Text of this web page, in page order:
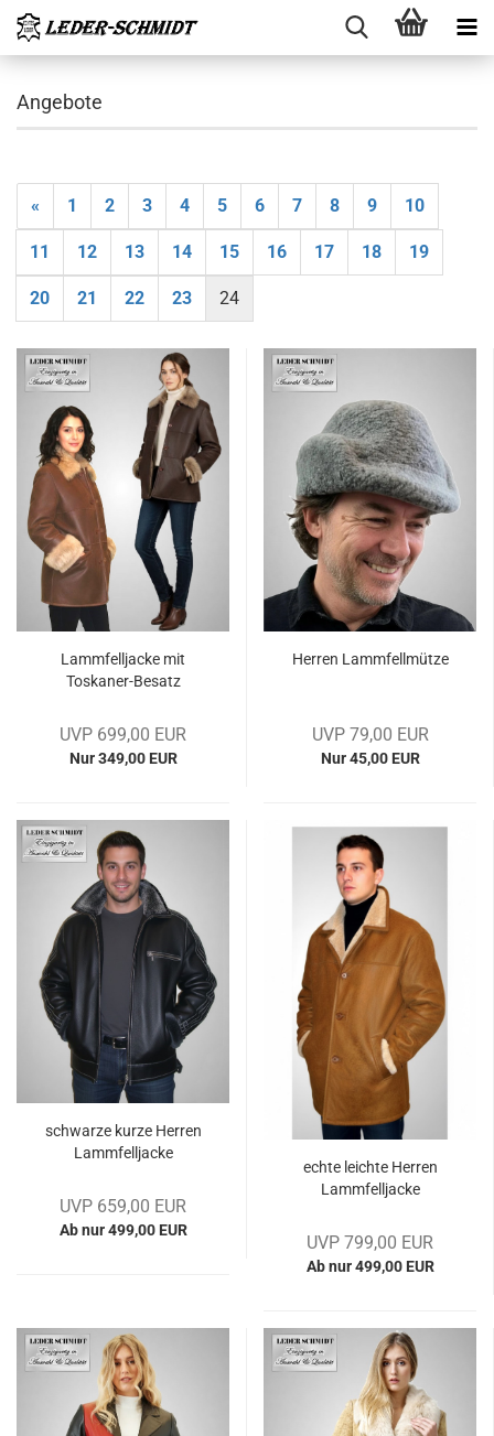
Angebote
« 1 2 3 4 5 6 7 8 9 10
11 12 13 14 15 16 17 18 19
20 21 22 23 24
Lamm­fell­ja­cke mit
Toskaner-​​Be­satz
UVP 699,00 EUR
Nur 349,00 EUR
Her­ren Lamm­fell­müt­ze
UVP 79,00 EUR
Nur 45,00 EUR
schwar­ze kurze Her­ren
Lamm­fell­ja­cke
UVP 659,00 EUR
Ab nur 499,00 EUR
echte leich­te Her­ren
Lamm­fell­ja­cke
UVP 799,00 EUR
Ab nur 499,00 EUR